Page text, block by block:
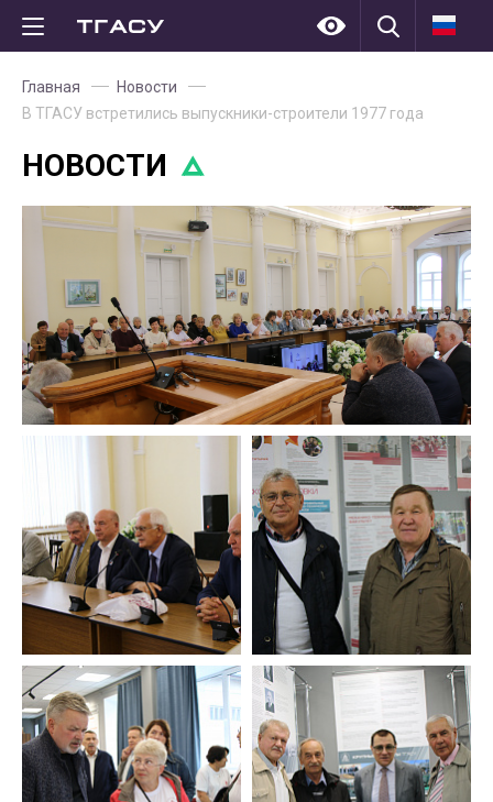
Главная
Новости
В ТГАСУ встретились выпускники-строители 1977 года
НОВОСТИ